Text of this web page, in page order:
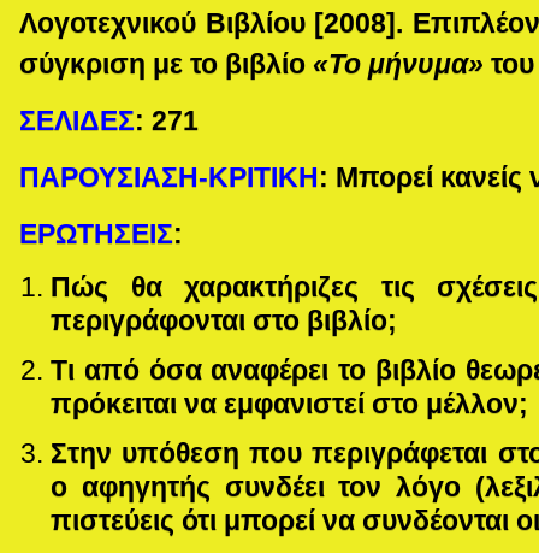
Λογοτεχνικού Βιβλίου [2008].
σύγκριση με το βιβλίο«Το μήνυμα»
ΣΕΛΙΔΕΣ:271
ΠΑΡΟΥΣΙΑΣΗ-ΚΡΙΤΙΚΗ: Μπορεί κανείς
ΕΡΩΤΗΣΕΙΣ:
Πώς θα χαρακτήριζες τις
περιγράφονται στο βιβλίο;
Τι από όσα αναφέρει το βιβλίο
πρόκειται να εμφανιστεί στο μέλλον;
Στην υπόθεση που περιγράφεται
ο αφηγητής συνδέει τον λόγο
πιστεύεις ότι μπορεί να συνδέονται